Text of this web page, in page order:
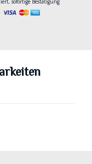
sofortige Bestätigung